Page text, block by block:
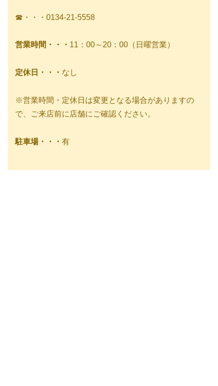
☎・・・0134-21-5558
営業時間・・・ 11：00～20：00（日曜営業）
定休日・・・ なし
※営業時間・定休日は変更となる場合がありますの
で、ご来店前に店舗にご確認ください。
駐車場・・・ 有